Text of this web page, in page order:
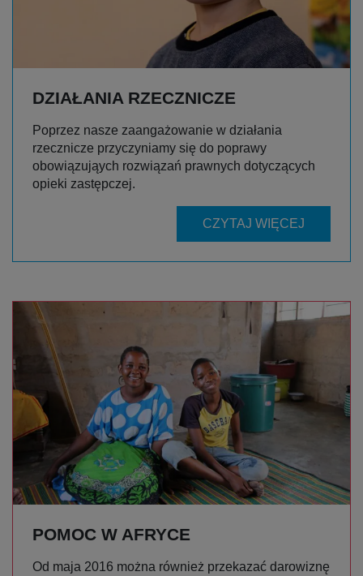
DZIAŁANIA RZECZNICZE
Poprzez nasze zaangażowanie w działania
rzecznicze przyczyniamy się do poprawy
obowiązująych rozwiązań prawnych dotyczących
opieki zastępczej.
CZYTAJ WIĘCEJ
POMOC W AFRYCE
Od maja 2016 można również przekazać darowiznę